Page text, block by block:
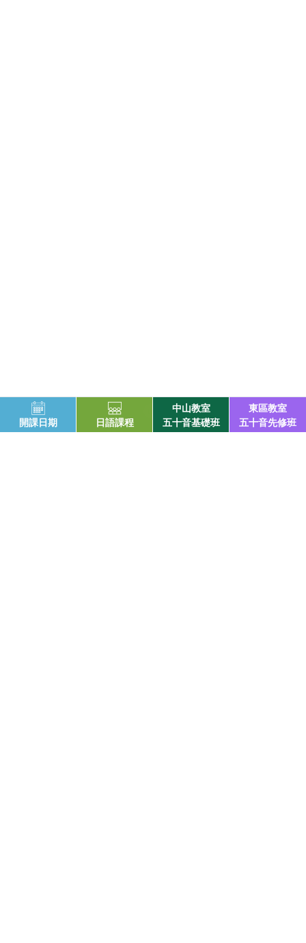
お問合せ(日本語対応可)
開課日期 日語課程
中山教室
五十音基礎班
東區教室
五十音先修班